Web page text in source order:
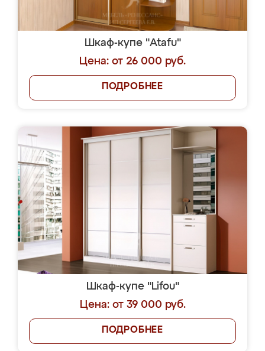
Шкаф-купе "Atafu"
Цена: от 26 000 руб.
ПОДРОБНЕЕ
Шкаф-купе "Lifou"
Цена: от 39 000 руб.
ПОДРОБНЕЕ